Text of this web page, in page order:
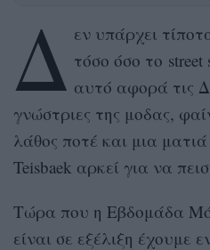
Δ εν υπάρχει
τόσο όσο το street
αυτό αφορά τις
γνώστριες της μοδας,
λάθος ποτέ και μια
Teisbaek αρκεί για να
Τώρα που η Εβδομάδα
είναι σε εξέλιξη έχουμε